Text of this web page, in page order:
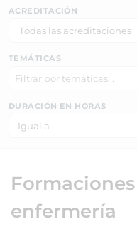
ACREDITACIÓN
TEMÁTICAS
DURACIÓN EN HORAS
enfermería